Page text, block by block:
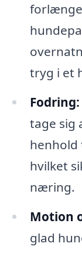
tryg i et
Fodring:
tage sig
henhold
hvilket
næring.
Motion
glad